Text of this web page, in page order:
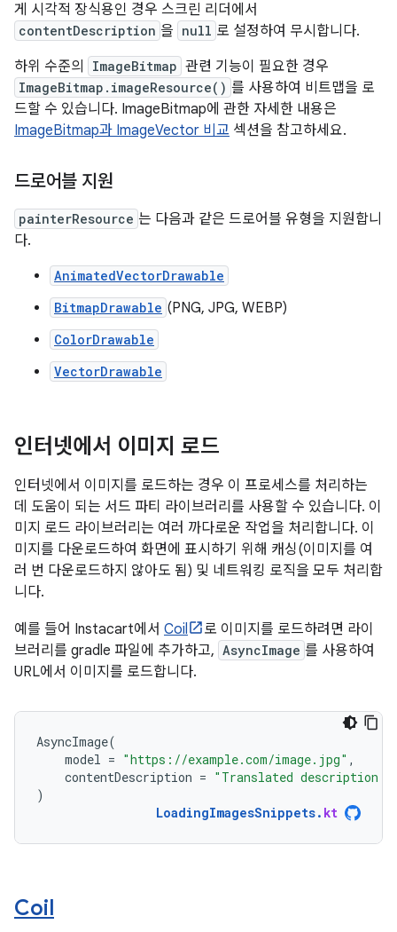
게 시각적 장식용인 경우 스크린 리더에서
contentDescription 을 null 로 설정하여 무시합니다.
하위 수준의
ImageBitmap 관련 기능이 필요한 경우
ImageBitmap.imageResource() 를 사용하여 비트맵을 로
드할 수 있습니다. ImageBitmap에 관한 자세한 내용은
ImageBitmap과 ImageVector 비교 섹션을 참고하세요.
드로어블 지원
painterResource 는 다음과 같은 드로어블 유형을 지원합니
다.
AnimatedVectorDrawable
BitmapDrawable (PNG, JPG, WEBP)
ColorDrawable
VectorDrawable
인터넷에서 이미지 로드
인터넷에서 이미지를 로드하는 경우 이 프로세스를 처리하는
데 도움이 되는 서드 파티 라이브러리를 사용할 수 있습니다. 이
미지 로드 라이브러리는 여러 까다로운 작업을 처리합니다. 이
미지를 다운로드하여 화면에 표시하기 위해 캐싱(이미지를 여
러 번 다운로드하지 않아도 됨) 및 네트워킹 로직을 모두 처리합
니다.
예를 들어 Instacart에서 Coil
로 이미지를 로드하려면 라이
브러리를 gradle 파일에 추가하고, AsyncImage 를 사용하여
URL에서 이미지를 로드합니다.
AsyncImage(
model = "https://example.com/image.jpg" ,
contentDescription = "Translated description
)
LoadingImagesSnippets. kt
Coil